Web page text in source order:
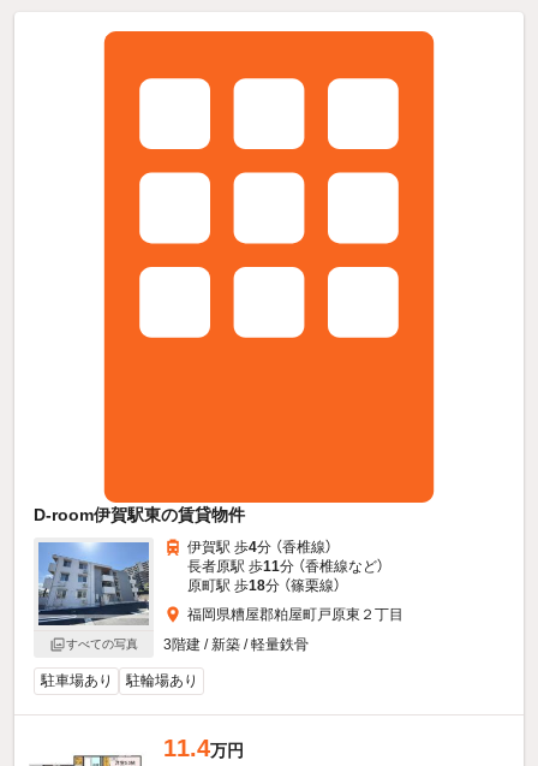
D-room伊賀駅東の賃貸物件
すべての写真
伊賀駅 歩4分 （香椎線）
長者原駅 歩11分 （香椎線など）
原町駅 歩18分 （篠栗線）
福岡県糟屋郡粕屋町戸原東２丁目
3階建 / 新築 / 軽量鉄骨
駐車場あり 駐輪場あり
11.4万円